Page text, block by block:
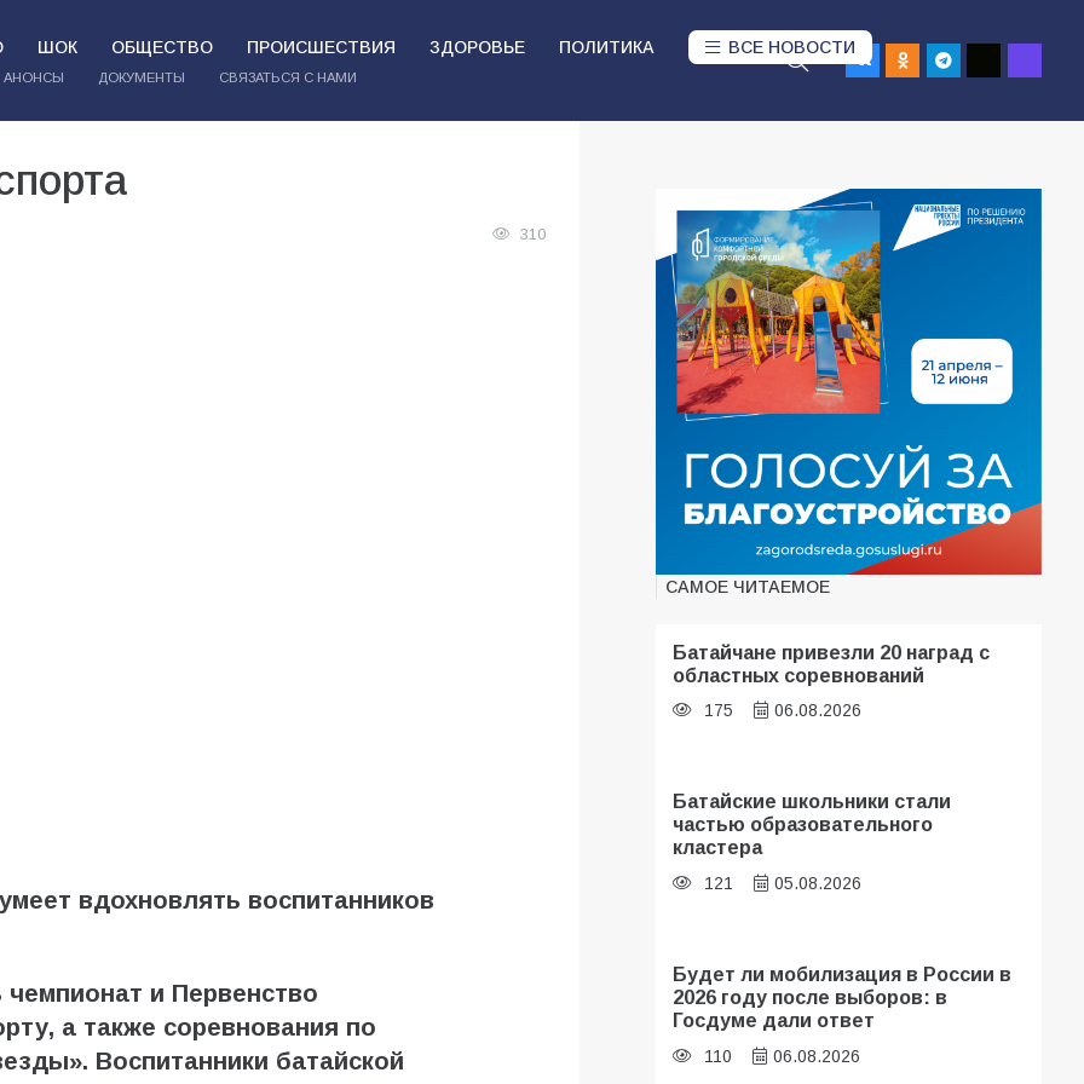
ШОК ОБЩЕСТВО ПРОИСШЕСТВИЯ ЗДОРОВЬЕ ПОЛИТИКА ВСЕ НОВОСТИ
АНОНСЫ ДОКУМЕНТЫ СВЯЗАТЬСЯ С НАМИ
310
вдохновлять воспитанников
и Первенство
а также соревнования по
Воспитанники батайской
САМОЕ ЧИТАЕМОЕ
Батайчане привезли 20 наград с
областных соревнований
175 06.08.2026
Батайские школьники стали
частью образовательного
кластера
121 05.08.2026
Будет ли мобилизация в России в
2026 году после выборов: в
Госдуме дали ответ
110 06.08.2026